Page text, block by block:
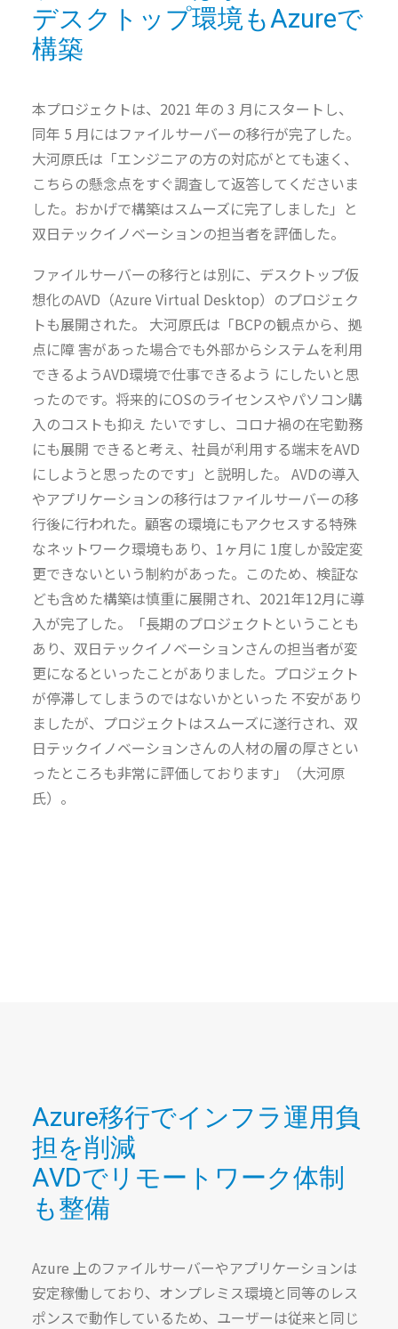
デスクトップ環境もAzureで
構築
本プロジェクトは、2021 年の 3 月にスタートし、
同年 5 月にはファイルサーバーの移行が完了した。
大河原氏は「エンジニアの方の対応がとても速く、
こちらの懸念点をすぐ調査して返答してくださいま
した。おかげで構築はスムーズに完了しました」と
双日テックイノベーションの担当者を評価した。
ファイルサーバーの移行とは別に、デスクトップ仮
想化のAVD（Azure Virtual Desktop）のプロジェク
トも展開された。 大河原氏は「BCPの観点から、拠
点に障 害があった場合でも外部からシステムを利用
できるようAVD環境で仕事できるよう にしたいと思
ったのです。将来的にOSのライセンスやパソコン購
入のコストも抑え たいですし、コロナ禍の在宅勤務
にも展開 できると考え、社員が利用する端末をAVD
にしようと思ったのです」と説明した。 AVDの導入
やアプリケーションの移行はファイルサーバーの移
行後に行われた。顧客の環境にもアクセスする特殊
なネットワーク環境もあり、1ヶ月に 1度しか設定変
更できないという制約があった。このため、検証な
ども含めた構築は慎重に展開され、2021年12月に導
入が完了した。「長期のプロジェクトということも
あり、双日テックイノベーションさんの担当者が変
更になるといったことがありました。プロジェクト
が停滞してしまうのではないかといった 不安があり
ましたが、プロジェクトはスムーズに遂行され、双
日テックイノベーションさんの人材の層の厚さとい
ったところも非常に評価しております」（大河原
氏）。
Azure移行でインフラ運用負
担を削減
AVDでリモートワーク体制
も整備
Azure 上のファイルサーバーやアプリケーションは
安定稼働しており、オンプレミス環境と同等のレス
ポンスで動作しているため、ユーザーは従来と同じ